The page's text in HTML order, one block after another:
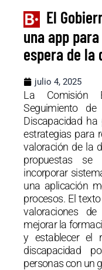
El
una app
espera de la
julio 4, 2025
La Comisión
Seguimiento
Discapacidad
estrategias para
valoración de la
propuestas se
incorporar
una aplicación
procesos. El
valoraciones
mejorar la
y establecer el
discapacidad
personas con un